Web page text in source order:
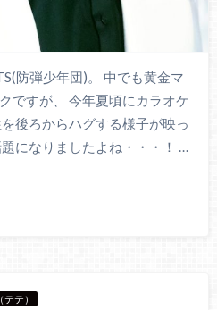
防弾少年団)。 中でも黄金マ
ですが、 今年夏頃にカラオケ
後ろからハグする様子が映っ
になりましたよね・・・！ …
テ）